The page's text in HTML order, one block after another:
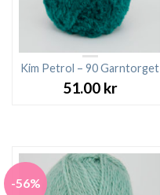
Kim Petrol – 90 Garntorget
51.00 kr
-56%